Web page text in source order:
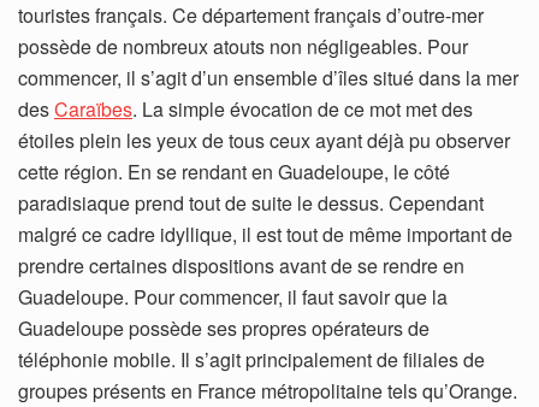
touristes français. Ce département français d’outre-mer
possède de nombreux atouts non négligeables. Pour
commencer, il s’agit d’un ensemble d’îles situé dans la mer
desCaraïbes. La simple évocation de ce mot met des
étoiles plein les yeux de tous ceux ayant déjà pu observer
cette région. En se rendant en Guadeloupe, le côté
paradisiaque prend tout de suite le dessus. Cependant
malgré ce cadre idyllique, il est tout de même important de
prendre certaines dispositions avant de se rendre en
Guadeloupe. Pour commencer, il faut savoir que la
Guadeloupe possède ses propres opérateurs de
téléphonie mobile. Il s’agit principalement de filiales de
groupes présents en France métropolitaine tels qu’Orange.